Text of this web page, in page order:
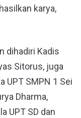
karya,
dihadiri Kadis
Sitorus, juga
UPT SMPN 1 Sei
Dharma,
UPT SD dan